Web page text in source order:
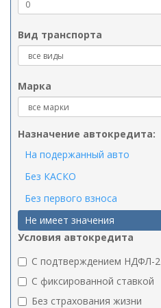
Вид транспорта
Марка
Назначение автокредита:
На подержанный авто
Без КАСКО
Без первого взноса
Не имеет значения
Условия автокредита
C подтверждением НДФЛ-2
C фиксированной ставкой
Без страхования жизни